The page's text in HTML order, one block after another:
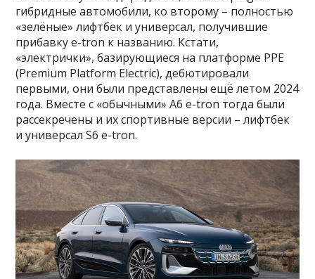
гибридные автомобили, ко второму – полностью
«зелёные» лифтбек и универсал, получившие
прибавку e-tron к названию. Кстати,
«электрички», базирующиеся на платформе PPE
(Premium Platform Electric), дебютировали
первыми, они были представлены ещё летом 2024
года. Вместе с «обычными» A6 e-tron тогда были
рассекречены и их спортивные версии – лифтбек
и универсал S6 e-tron.